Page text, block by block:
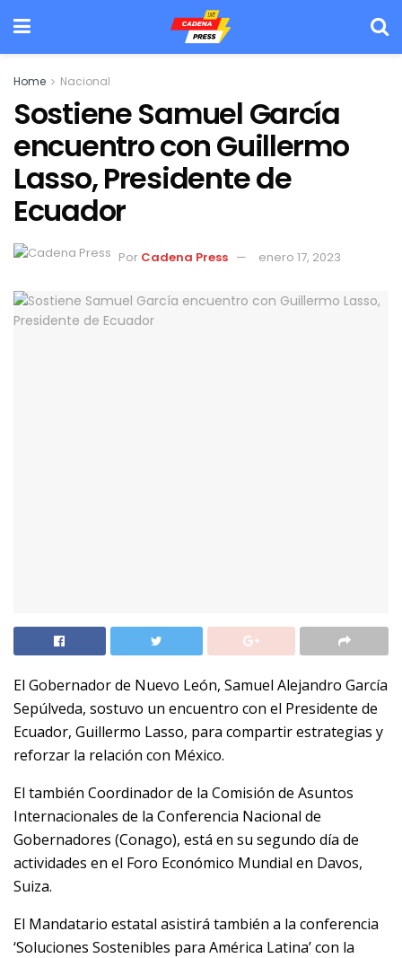
Home Nacional
Sostiene Samuel García
encuentro con Guillermo
Lasso, Presidente de
Ecuador
Por Cadena Press enero 17, 2023
El Gobernador de Nuevo León, Samuel Alejandro García
Sepúlveda, sostuvo un encuentro con el Presidente de
Ecuador, Guillermo Lasso, para compartir estrategias y
reforzar la relación con México.
El también Coordinador de la Comisión de Asuntos
Internacionales de la Conferencia Nacional de
Gobernadores (Conago), está en su segundo día de
actividades en el Foro Económico Mundial en Davos,
Suiza.
El Mandatario estatal asistirá también a la conferencia
‘Soluciones Sostenibles para América Latina’ con la